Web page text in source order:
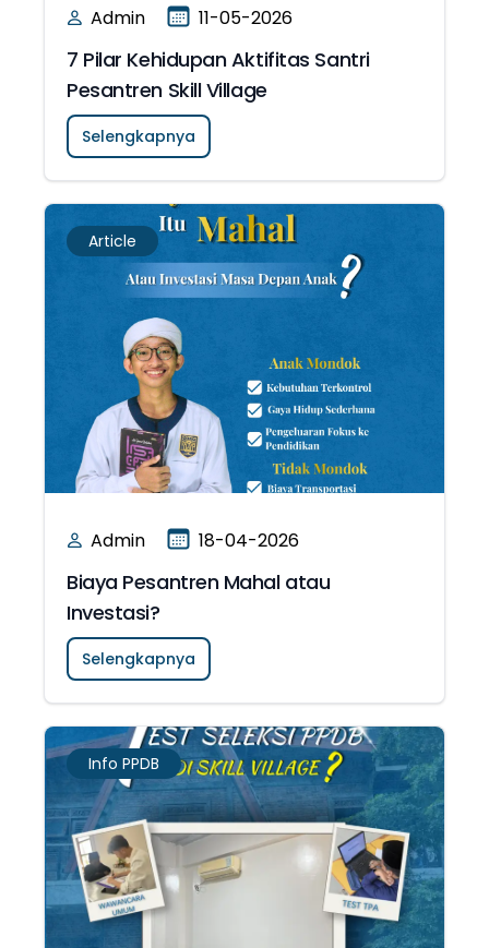
Admin 11-05-2026
7 Pilar Kehidupan Aktifitas Santri
Pesantren Skill Village
Selengkapnya
Article
Admin 18-04-2026
Biaya Pesantren Mahal atau
Investasi?
Selengkapnya
Info PPDB